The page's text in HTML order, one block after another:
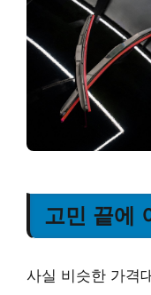
고민 끝에
사실 비슷한 가격